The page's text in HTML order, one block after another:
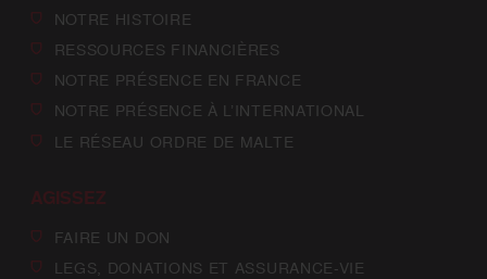
NOTRE HISTOIRE
RESSOURCES FINANCIÈRES
NOTRE PRÉSENCE EN FRANCE
NOTRE PRÉSENCE À L’INTERNATIONAL
LE RÉSEAU ORDRE DE MALTE
AGISSEZ
FAIRE UN DON
LEGS, DONATIONS ET ASSURANCE-VIE